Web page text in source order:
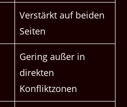
Verstärkt auf beiden
Seiten
Gering außer in
direkten
Konfliktzonen